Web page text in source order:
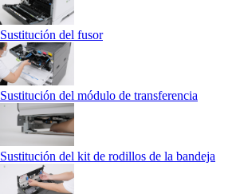
Sustitución del fusor
Sustitución del módulo de transferencia
Sustitución del kit de rodillos de la bandeja